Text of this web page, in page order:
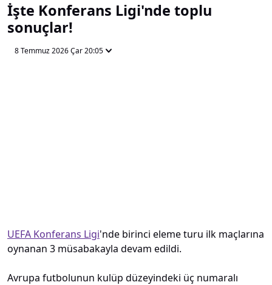
İşte Konferans Ligi'nde toplu
sonuçlar!
8 Temmuz 2026 Çar 20:05
UEFA Konferans Ligi'nde birinci eleme turu ilk maçlarına
oynanan 3 müsabakayla devam edildi.
Avrupa futbolunun kulüp düzeyindeki üç numaralı